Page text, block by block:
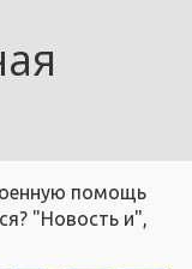
помощь
"Новость и",